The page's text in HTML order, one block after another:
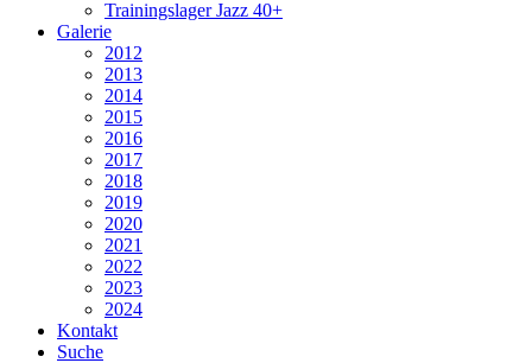
Trainingslager Jazz 40+
Galerie
2012
2013
2014
2015
2016
2017
2018
2019
2020
2021
2022
2023
2024
Kontakt
Suche